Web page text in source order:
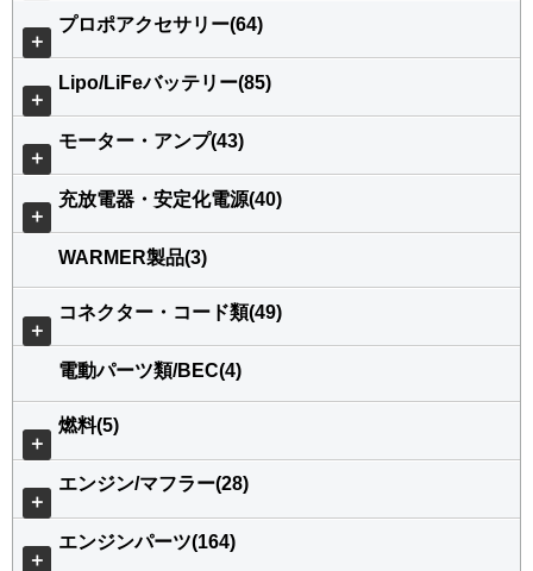
＋
プロポアクセサリー(64)
＋
Lipo/LiFeバッテリー(85)
＋
モーター・アンプ(43)
＋
充放電器・安定化電源(40)
WARMER製品(3)
＋
コネクター・コード類(49)
電動パーツ類/BEC(4)
＋
燃料(5)
＋
エンジン/マフラー(28)
＋
エンジンパーツ(164)